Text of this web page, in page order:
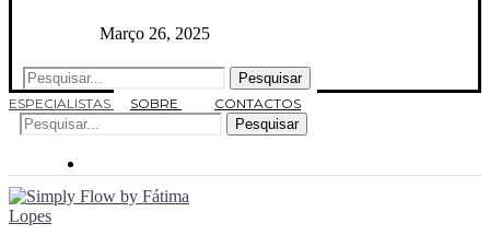
Março 26, 2025
Pesquisar
ESPECIALISTAS
SOBRE
CONTACTOS
Pesquisar